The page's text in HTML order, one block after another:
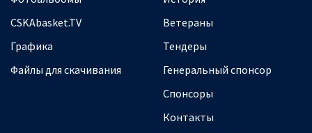
CSKAbasket.TV
Графика
Файлы для скачивания
Ветераны
Тендеры
Генеральный спонсор
Спонсоры
Контакты